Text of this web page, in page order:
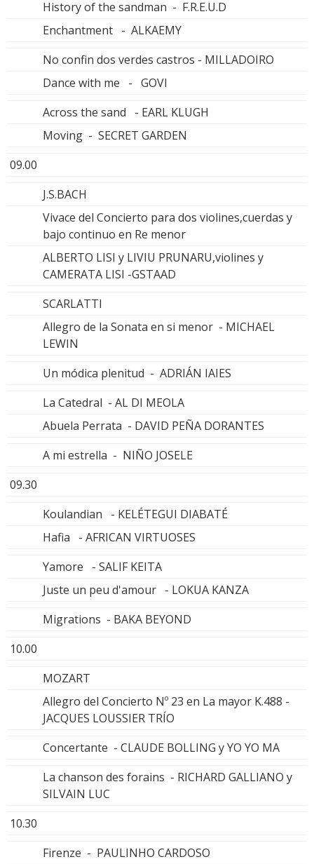
History of the sandman - F.R.E.U.D
Enchantment - ALKAEMY
No confin dos verdes castros - MILLADOIRO
Dance with me - GOVI
Across the sand - EARL KLUGH
Moving - SECRET GARDEN
09.00
J.S.BACH
Vivace del Concierto para dos violines,cuerdas y
bajo continuo en Re menor
ALBERTO LISI y LIVIU PRUNARU,violines y
CAMERATA LISI -GSTAAD
SCARLATTI
Allegro de la Sonata en si menor - MICHAEL
LEWIN
Un módica plenitud - ADRIÁN IAIES
La Catedral - AL DI MEOLA
Abuela Perrata - DAVID PEÑA DORANTES
A mi estrella - NIÑO JOSELE
09.30
Koulandian - KELÉTEGUI DIABATÉ
Hafia - AFRICAN VIRTUOSES
Yamore - SALIF KEITA
Juste un peu d'amour - LOKUA KANZA
Migrations - BAKA BEYOND
10.00
MOZART
Allegro del Concierto Nº 23 en La mayor K.488 -
JACQUES LOUSSIER TRÍO
Concertante - CLAUDE BOLLING y YO YO MA
La chanson des forains - RICHARD GALLIANO y
SILVAIN LUC
10.30
Firenze - PAULINHO CARDOSO